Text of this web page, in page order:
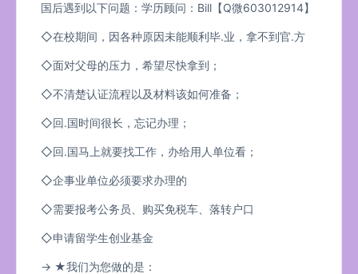
国后遇到以下问题：学历顾问：Bill【Q微603012914】
◇在校期间，因各种原因未能顺利毕.业，拿不到官.方
◇面对父母的压力，希望尽快拿到；
◇不清楚认证流程以及材料该如何准备；
◇回.国时间很长，忘记办理；
◇回.国马上就要找工作，办给用人单位看；
◇企事业单位必须要求办理的
◇需要报考公务员、购买免税车、落转户口
◇申请留学生创业基金
→ ★我们为您做的是：